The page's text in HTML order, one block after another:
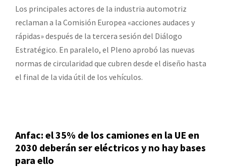
Los principales actores de la industria automotriz
reclaman a la Comisión Europea «acciones audaces y
rápidas» después de la tercera sesión del Diálogo
Estratégico. En paralelo, el Pleno aprobó las nuevas
normas de circularidad que cubren desde el diseño hasta
el final de la vida útil de los vehículos.
Anfac: el 35% de los camiones en la UE en
2030 deberán ser eléctricos y no hay bases
para ello